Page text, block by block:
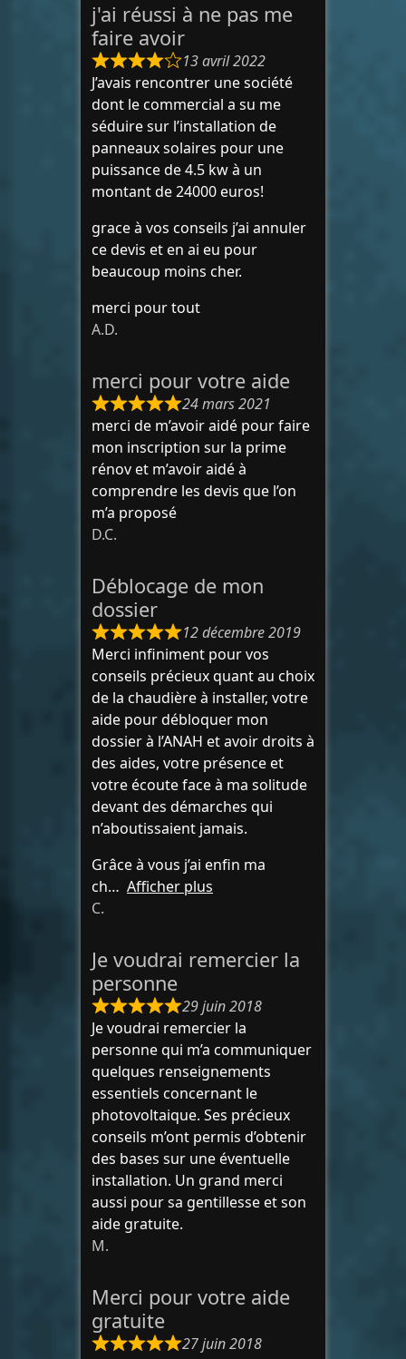
j'ai réussi à ne pas me
faire avoir
13 avril 2022
J’avais rencontrer une société
dont le commercial a su me
séduire sur l’installation de
panneaux solaires pour une
puissance de 4.5 kw à un
montant de 24000 euros!
grace à vos conseils j’ai annuler
ce devis et en ai eu pour
beaucoup moins cher.
merci pour tout
A.D.
merci pour votre aide
24 mars 2021
merci de m’avoir aidé pour faire
mon inscription sur la prime
rénov et m’avoir aidé à
comprendre les devis que l’on
m’a proposé
D.C.
Déblocage de mon
dossier
12 décembre 2019
Merci infiniment pour vos
conseils précieux quant au choix
de la chaudière à installer, votre
aide pour débloquer mon
dossier à l’ANAH et avoir droits à
des aides, votre présence et
votre écoute face à ma solitude
devant des démarches qui
n’aboutissaient jamais.
Grâce à vous j’ai enfin ma
ch
Afficher plus
C.
Je voudrai remercier la
personne
29 juin 2018
Je voudrai remercier la
personne qui m’a communiquer
quelques renseignements
essentiels concernant le
photovoltaique. Ses précieux
conseils m’ont permis d’obtenir
des bases sur une éventuelle
installation. Un grand merci
aussi pour sa gentillesse et son
aide gratuite.
M.
Merci pour votre aide
gratuite
27 juin 2018